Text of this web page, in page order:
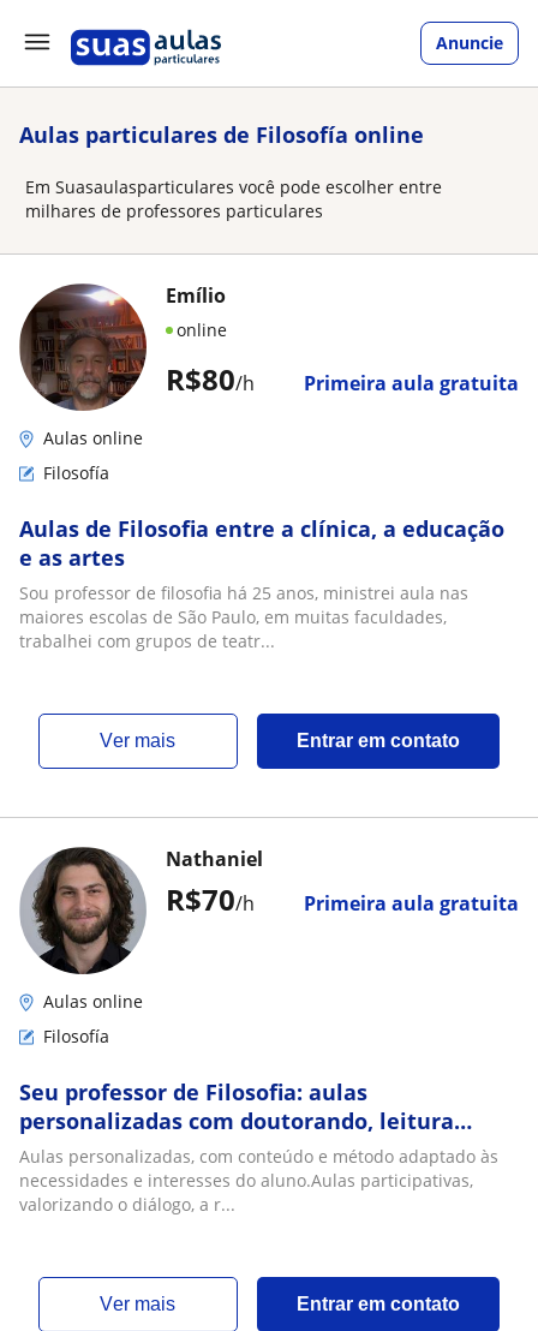
Anuncie
Aulas particulares de Filosofía online
Em Suasaulasparticulares você pode escolher entre
milhares de professores particulares
R$80/h Primeira aula gratuita
Emílio
online
Aulas online
Filosofía
Aulas de Filosofia entre a clínica, a educação
e as artes
Sou professor de filosofia há 25 anos, ministrei aula nas
maiores escolas de São Paulo, em muitas faculdades,
trabalhei com grupos de teatr...
ver mais Entrar em contato
R$70/h Primeira aula gratuita
Nathaniel
Aulas online
Filosofía
Seu professor de Filosofia: aulas
personalizadas com doutorando, leitura
guiada de clássicos e discussões a partir de
seus interes
Aulas personalizadas, com conteúdo e método adaptado às
necessidades e interesses do aluno.Aulas participativas,
valorizando o diálogo, a r...
ver mais Entrar em contato